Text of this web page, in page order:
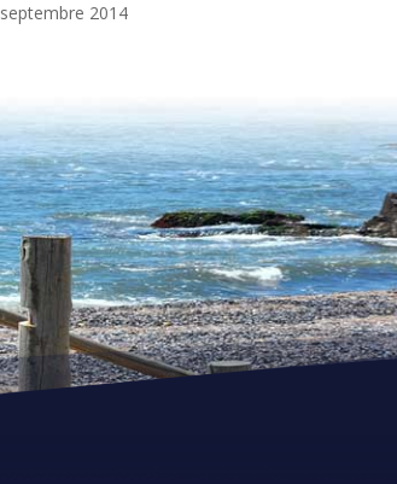
septembre 2014